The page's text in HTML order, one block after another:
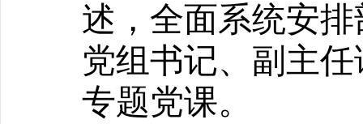
述，全面系统安
党组书记、副主
专题党课。